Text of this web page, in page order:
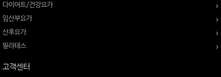
다이어트/건강요가
임산부요가
산후요가
필라테스
고객센터